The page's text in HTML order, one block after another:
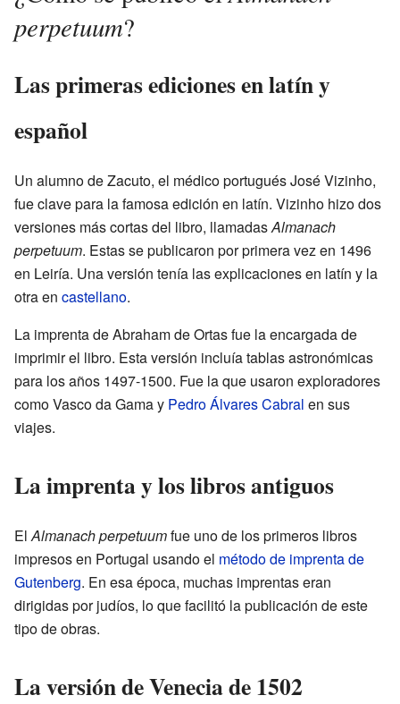
perpetuum?
Las primeras ediciones en latín y
español
Un alumno de Zacuto, el médico portugués José Vizinho,
fue clave para la famosa edición en latín. Vizinho hizo dos
versiones más cortas del libro, llamadasAlmanach
perpetuum. Estas se publicaron por primera vez en 1496
en Leiría. Una versión tenía las explicaciones en latín y la
otra en castellano.
La imprenta de Abraham de Ortas fue la encargada de
imprimir el libro. Esta versión incluía tablas astronómicas
para los años 1497-1500. Fue la que usaron exploradores
como Vasco da Gama y Pedro Álvares Cabral en sus
viajes.
La imprenta y los libros antiguos
El Almanach perpetuumfue uno de los primeros libros
impresos en Portugal usando el método de imprenta de
Gutenberg. En esa época, muchas imprentas eran
dirigidas por judíos, lo que facilitó la publicación de este
tipo de obras.
La versión de Venecia de 1502